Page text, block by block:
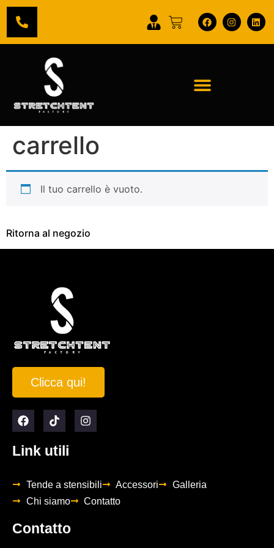
carrello
Il tuo carrello è vuoto.
Ritorna al negozio
Clicca qui!
Link utili
Tende a stensibili Accessori
Galleria
Chi siamo
Contatto
Contatto